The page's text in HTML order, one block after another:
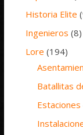
Historia Elite
Ingenieros (8)
Lore (194)
Batallitas
Estaciones